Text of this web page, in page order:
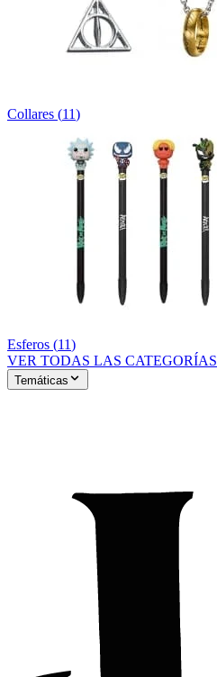
Collares (11)
Esferos (11)
VER TODAS LAS CATEGORÍAS
Temáticas